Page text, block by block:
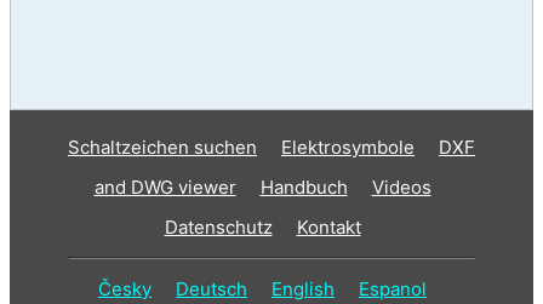
Schaltzeichen suchen Elektrosymbole
DXF
and DWG viewer
Handbuch
Videos
Datenschutz
Kontakt
Česky Deutsch English Espanol